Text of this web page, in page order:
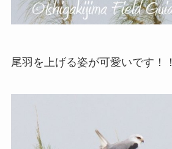
尾羽を上げる姿が可愛いです！！